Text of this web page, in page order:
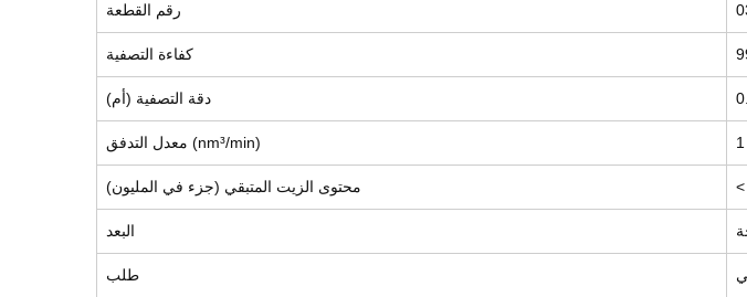
رقم القطعة
كفاءة التصفية
دقة التصفية (أم)
معدل التدفق (nm³/min) 1
محتوى الزيت المتبقي (جزء في المليون)
البعد
طلب